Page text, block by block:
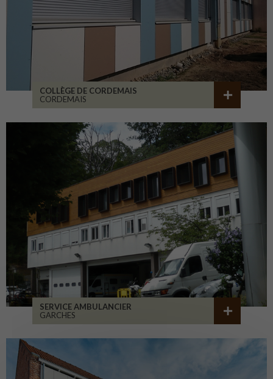
COLLÈGE DE CORDEMAIS
CORDEMAIS
SERVICE AMBULANCIER
GARCHES